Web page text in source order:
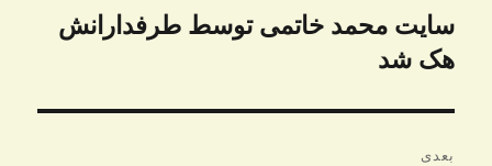
نوشته
نوشته
قبلی:
سایت محمد خاتمی توسط طرفدارانش
هک شد
بعدی